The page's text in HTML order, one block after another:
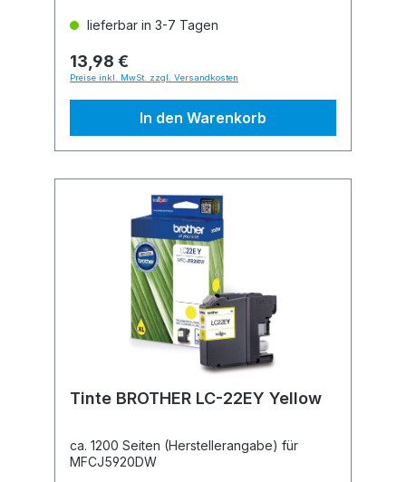
lieferbar in 3-7 Tagen
13,98 €
Preise inkl. MwSt. zzgl. Versandkosten
In den Warenkorb
Tinte BROTHER LC-22EY Yellow
ca. 1200 Seiten (Herstellerangabe) für
MFCJ5920DW